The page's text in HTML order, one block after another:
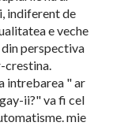
indiferent de
e veche
perspectiva
crestina.
intrebarea " ar
ii?" va fi cel
mie